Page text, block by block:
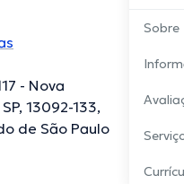
Sobre
- Nova
13092-133,
de São Paulo